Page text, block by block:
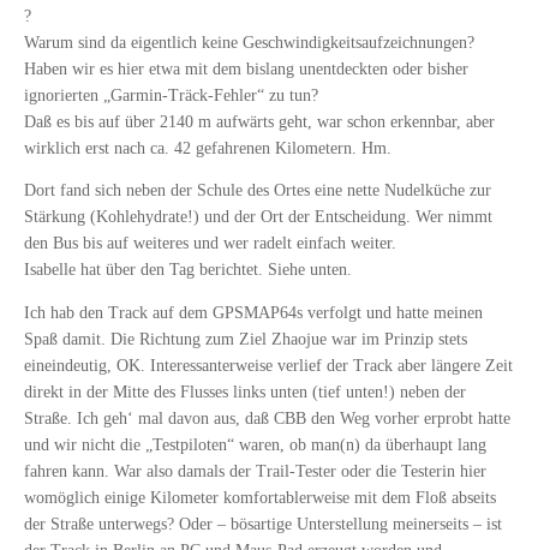
?
Warum sind da eigentlich keine Geschwindigkeitsaufzeichnungen?
Haben wir es hier etwa mit dem bislang unentdeckten oder bisher
ignorierten „Garmin-Träck-Fehler“ zu tun?
Daß es bis auf über 2140 m aufwärts geht, war schon erkennbar, aber
wirklich erst nach ca. 42 gefahrenen Kilometern. Hm.
Dort fand sich neben der Schule des Ortes eine nette Nudelküche zur
Stärkung (Kohlehydrate!) und der Ort der Entscheidung. Wer nimmt
den Bus bis auf weiteres und wer radelt einfach weiter.
Isabelle hat über den Tag berichtet. Siehe unten.
Ich hab den Track auf dem GPSMAP64s verfolgt und hatte meinen
Spaß damit. Die Richtung zum Ziel Zhaojue war im Prinzip stets
eineindeutig, OK. Interessanterweise verlief der Track aber längere Zeit
direkt in der Mitte des Flusses links unten (tief unten!) neben der
Straße. Ich geh‘ mal davon aus, daß CBB den Weg vorher erprobt hatte
und wir nicht die „Testpiloten“ waren, ob man(n) da überhaupt lang
fahren kann. War also damals der Trail-Tester oder die Testerin hier
womöglich einige Kilometer komfortablerweise mit dem Floß abseits
der Straße unterwegs? Oder – bösartige Unterstellung meinerseits – ist